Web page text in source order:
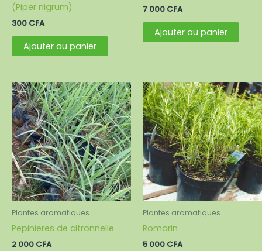
(Piper nigrum)
300 CFA
Ajouter au panier
7 000 CFA
Ajouter au panier
Plantes aromatiques
Pepinieres de citronnelle
2 000 CFA
Plantes aromatiques
Romarin
5 000 CFA